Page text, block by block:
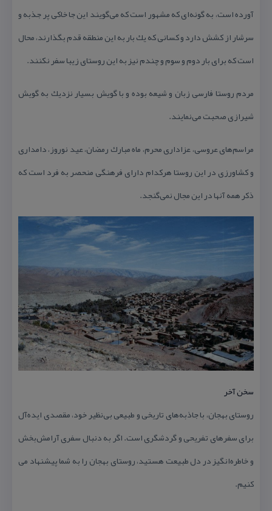
آورده است، به گونه‌ای كه مشهور است كه می‌گویند این جا خاكی پر جذبه و
سرشار از كشش دارد و كسانی كه یك بار به این منطقه قدم بگذارند، محال
است كه برای بار دوم و سوم و چندم نیز به این روستای زیبا سفر نكنند.
مردم روستا فارسی زبان و شیعه بوده و با گویش بسیار نزدیك به گویش
شیرازی‌ صحبت می‌نمایند.
مراسم‌های عروسی، عزاداری محرم، ماه مبارك رمضان، عید نوروز، دامداری
و كشاورزی در این روستا هركدام دارای فرهنگی منحصر به فرد است كه
ذكر همه آنها در این مجال نمی‌گنجد.
سخن آخر
روستای بهجان، با جاذبه‌های تاریخی و طبیعی بی‌نظیر خود، مقصدی ایده‌آل
برای سفرهای تفریحی و گردشگری است. اگر به دنبال سفری آرامش‌بخش
و خاطره‌انگیز در دل طبیعت هستید، روستای بهجان را به شما پیشنهاد می
كنیم.